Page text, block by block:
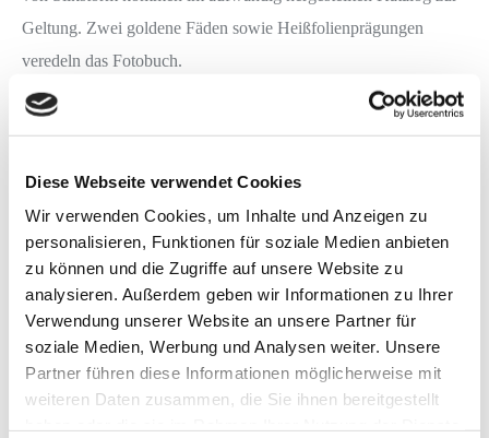
Diese Webseite verwendet Cookies
Wir verwenden Cookies, um Inhalte und Anzeigen zu
personalisieren, Funktionen für soziale Medien anbieten
zu können und die Zugriffe auf unsere Website zu
analysieren. Außerdem geben wir Informationen zu Ihrer
Verwendung unserer Website an unsere Partner für
soziale Medien, Werbung und Analysen weiter. Unsere
Partner führen diese Informationen möglicherweise mit
weiteren Daten zusammen, die Sie ihnen bereitgestellt
Geltung. Zwei goldene Fäden sowie Heißfolienprägungen
veredeln das Fotobuch.